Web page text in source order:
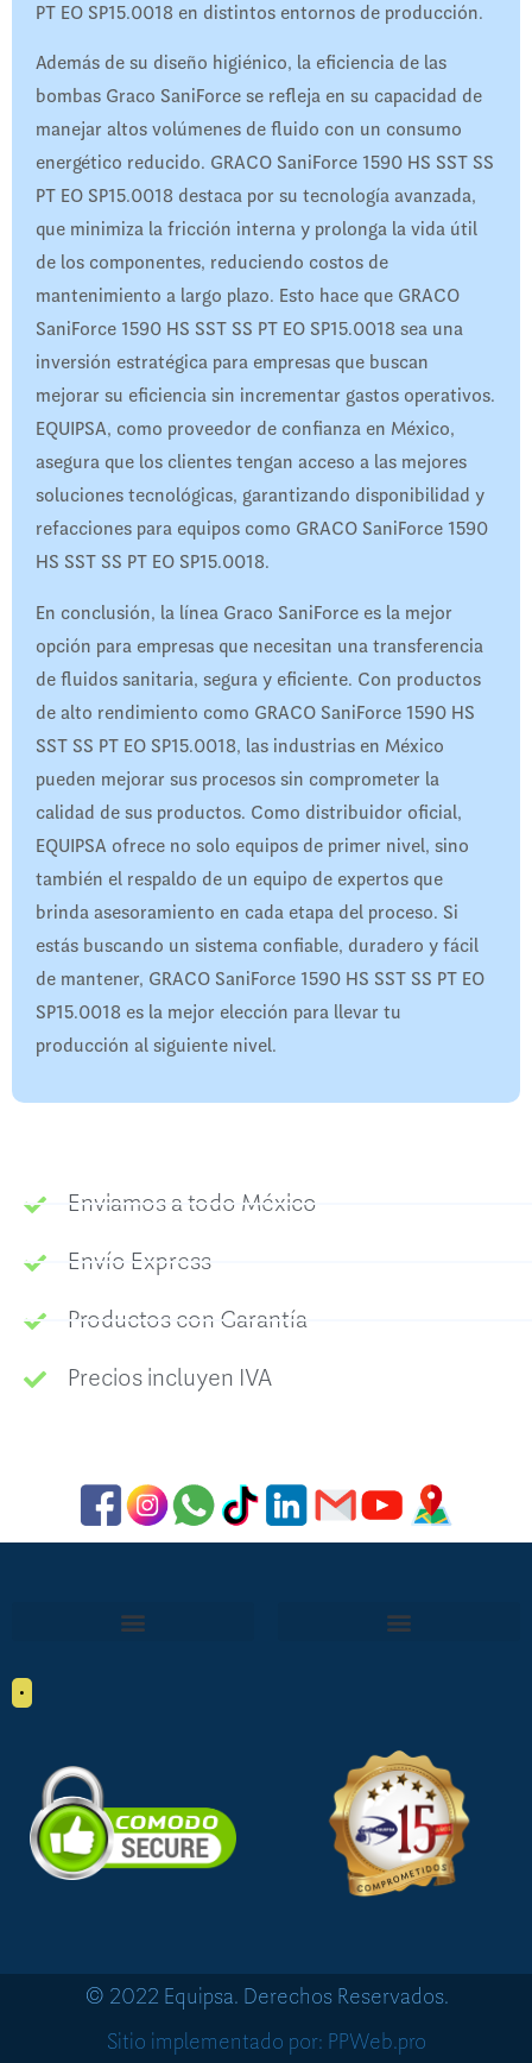
PT EO SP15.0018 en distintos entornos de producción.
Además de su diseño higiénico, la eficiencia de las
bombas Graco SaniForce se refleja en su capacidad de
manejar altos volúmenes de fluido con un consumo
energético reducido. GRACO SaniForce 1590 HS SST SS
PT EO SP15.0018 destaca por su tecnología avanzada,
que minimiza la fricción interna y prolonga la vida útil
de los componentes, reduciendo costos de
mantenimiento a largo plazo. Esto hace que GRACO
SaniForce 1590 HS SST SS PT EO SP15.0018 sea una
inversión estratégica para empresas que buscan
mejorar su eficiencia sin incrementar gastos operativos.
EQUIPSA, como proveedor de confianza en México,
asegura que los clientes tengan acceso a las mejores
soluciones tecnológicas, garantizando disponibilidad y
refacciones para equipos como GRACO SaniForce 1590
HS SST SS PT EO SP15.0018.
En conclusión, la línea Graco SaniForce es la mejor
opción para empresas que necesitan una transferencia
de fluidos sanitaria, segura y eficiente. Con productos
de alto rendimiento como GRACO SaniForce 1590 HS
SST SS PT EO SP15.0018, las industrias en México
pueden mejorar sus procesos sin comprometer la
calidad de sus productos. Como distribuidor oficial,
EQUIPSA ofrece no solo equipos de primer nivel, sino
también el respaldo de un equipo de expertos que
brinda asesoramiento en cada etapa del proceso. Si
estás buscando un sistema confiable, duradero y fácil
de mantener, GRACO SaniForce 1590 HS SST SS PT EO
SP15.0018 es la mejor elección para llevar tu
producción al siguiente nivel.
Enviamos a todo México
Envío Express
Productos con Garantía
Precios incluyen IVA
•
© 2022 Equipsa. Derechos Reservados.
Sitio implementado por: PPWeb.pro